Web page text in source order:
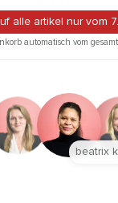
alle artikel nur vom
automatisch vom
beatrix kist